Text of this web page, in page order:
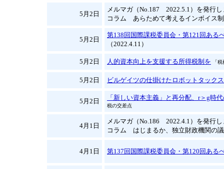
5月2日
メルマガ（No.187 2022.5.1）を発行し
コラム あらためて考えるインボイス
5月2日
第138回国際課税委員会・第121回ある
（2022.4.11）
5月2日 人的資本向上を支援する所得税制を 「
5月2日 ビルゲイツの仕掛けたロボットタックス
5月2日 「新しい資本主義」と再分配、r＞g時
税の交差点
4月1日
メルマガ（No.186 2022.4.1）を発行し
コラム はじまるか、独立財政機関の
4月1日 第137回国際課税委員会・第120回ある